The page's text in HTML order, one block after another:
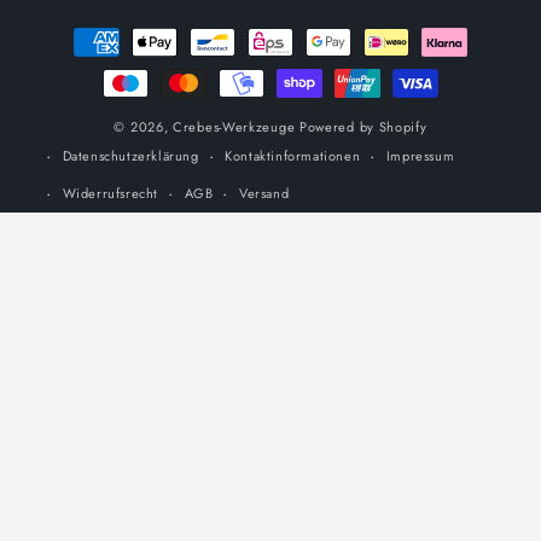
Zahlungsmethoden
© 2026,Crebes-Werkzeuge Powered by Shopify
Datenschutzerklärung
Kontaktinformationen
Impressum
Widerrufsrecht
AGB Versand